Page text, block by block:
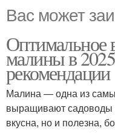
Вас может
Оптимальное
малины в
рекомендации
Малина — одна из
выращивают садоводы
вкусна, но и полезна,